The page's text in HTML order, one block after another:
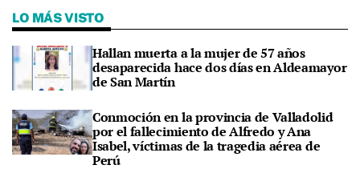
LO MÁS VISTO
Hallan muerta a la mujer de 57 años
desaparecida hace dos días en Aldeamayor
de San Martín
Conmoción en la provincia de Valladolid
por el fallecimiento de Alfredo y Ana
Isabel, víctimas de la tragedia aérea de
Perú